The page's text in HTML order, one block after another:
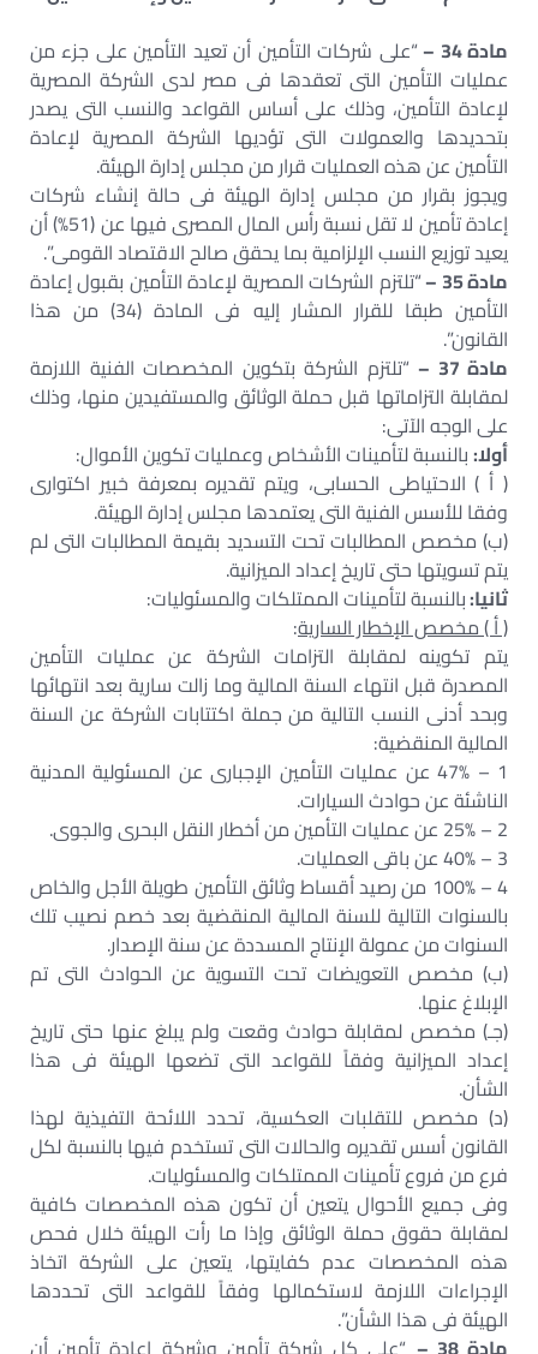
مادة 34 –
“على شركات التأمين أن تعيد التأمين على جزء من
عمليات التأمين التى تعقدها فى مصر لدى الشركة المصرية
لإعادة التأمين، وذلك على أساس القواعد والنسب التى يصدر
بتحديدها والعمولات التى تؤديها الشركة المصرية لإعادة
التأمين عن هذه العمليات قرار من مجلس إدارة الهيئة.
ويجوز بقرار من مجلس إدارة الهيئة فى حالة إنشاء شركات
إعادة تأمين لا تقل نسبة رأس المال المصرى فيها عن (51%) أن
يعيد توزيع النسب الإلزامية بما يحقق صالح الاقتصاد القومى”.
مادة 35 –
“تلتزم الشركات المصرية لإعادة التأمين بقبول إعادة
التأمين طبقا للقرار المشار إليه فى المادة (34) من هذا
القانون”.
مادة 37 –
“تلتزم الشركة بتكوين المخصصات الفنية اللازمة
لمقابلة التزاماتها قبل حملة الوثائق والمستفيدين منها، وذلك
على الوجه الآتى:
أولا:بالنسبة لتأمينات الأشخاص وعمليات تكوين الأموال:
( أ ) الاحتياطى الحسابى، ويتم تقديره بمعرفة خبير اكتوارى
وفقا للأسس الفنية التى يعتمدها مجلس إدارة الهيئة.
(ب‌) مخصص المطالبات تحت التسديد بقيمة المطالبات التى لم
يتم تسويتها حتى تاريخ إعداد الميزانية.
ثانيا:بالنسبة لتأمينات الممتلكات والمسئوليات:
( أ ) مخصص الإخطار السارية:
يتم تكوينه لمقابلة التزامات الشركة عن عمليات التأمين
المصدرة قبل انتهاء السنة المالية وما زالت سارية بعد انتهائها
وبحد أدنى النسب التالية من جملة اكتتابات الشركة عن السنة
المالية المنقضية:
1 – 47% عن عمليات التأمين الإجبارى عن المسئولية المدنية
الناشئة عن حوادث السيارات.
2 – 25% عن عمليات التأمين من أخطار النقل البحرى والجوى.
3 – 40% عن باقى العمليات.
4 – 100% من رصيد أقساط وثائق التأمين طويلة الأجل والخاص
بالسنوات التالية للسنة المالية المنقضية بعد خصم نصيب تلك
السنوات من عمولة الإنتاج المسددة عن سنة الإصدار.
(ب) مخصص التعويضات تحت التسوية عن الحوادث التى تم
الإبلاغ عنها.
(جـ) مخصص لمقابلة حوادث وقعت ولم يبلغ عنها حتى تاريخ
إعداد الميزانية وفقاً للقواعد التى تضعها الهيئة فى هذا
الشأن.
(د) مخصص للتقلبات العكسية، تحدد اللائحة التفيذية لهذا
القانون أسس تقديره والحالات التى تستخدم فيها بالنسبة لكل
فرع من فروع تأمينات الممتلكات والمسئوليات.
وفى جميع الأحوال يتعين أن تكون هذه المخصصات كافية
لمقابلة حقوق حملة الوثائق وإذا ما رأت الهيئة خلال فحص
هذه المخصصات عدم كفايتها، يتعين على الشركة اتخاذ
الإجراءات اللازمة لاستكمالها وفقاً للقواعد التى تحددها
الهيئة فى هذا الشأن”.